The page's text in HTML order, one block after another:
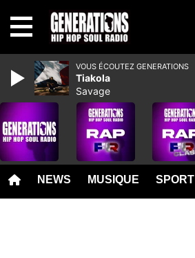
NEWS MUSIQUE SPORT
VOUS ÉCOUTEZ GENERATIONS
Tiakola
Savage